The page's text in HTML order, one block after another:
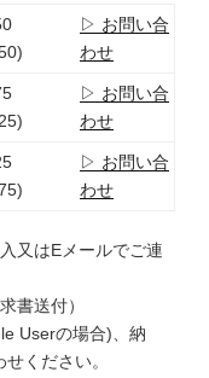
▷ お問い合
わせ
▷ お問い合
わせ
▷ お問い合
わせ
又はEメールでご連
書送付）
Userの場合)、納
ください。